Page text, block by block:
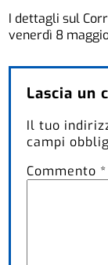
I dettagli sul
venerdì 8
Lascia un
Il tuo
campi
Commento *